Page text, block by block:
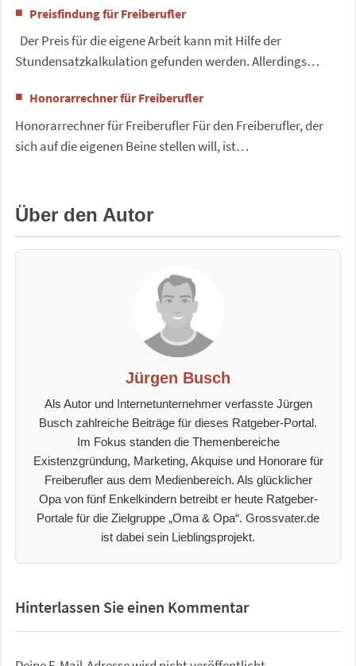
Preisfindung für Freiberufler
Der Preis für die eigene Arbeit kann mit Hilfe der
Stundensatzkalkulation gefunden werden. Allerdings…
Honorarrechner für Freiberufler
Honorarrechner für Freiberufler Für den Freiberufler, der
sich auf die eigenen Beine stellen will, ist…
Über den Autor
Jürgen Busch
Als Autor und Internetunternehmer verfasste Jürgen
Busch zahlreiche Beiträge für dieses Ratgeber-Portal.
Im Fokus standen die Themenbereiche
Existenzgründung, Marketing, Akquise und Honorare für
Freiberufler aus dem Medienbereich. Als glücklicher
Opa von fünf Enkelkindern betreibt er heute Ratgeber-
Portale für die Zielgruppe „Oma & Opa“. Grossvater.de
ist dabei sein Lieblingsprojekt.
Hinterlassen Sie einen Kommentar